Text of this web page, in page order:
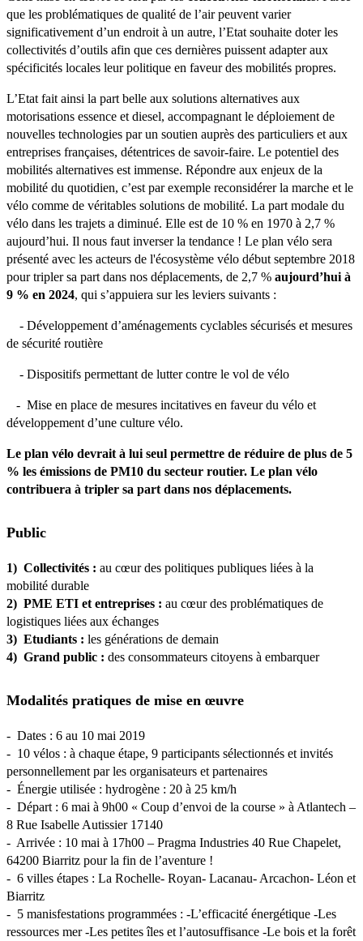
que les problématiques de qualité de l’air peuvent varier
significativement d’un endroit à un autre, l’Etat souhaite doter les
collectivités d’outils afin que ces dernières puissent adapter aux
spécificités locales leur politique en faveur des mobilités propres.
L’Etat fait ainsi la part belle aux solutions alternatives aux
motorisations essence et diesel, accompagnant le déploiement de
nouvelles technologies par un soutien auprès des particuliers et aux
entreprises françaises, détentrices de savoir-faire. Le potentiel des
mobilités alternatives est immense. Répondre aux enjeux de la
mobilité du quotidien, c’est par exemple reconsidérer la marche et le
vélo comme de véritables solutions de mobilité. La part modale du
vélo dans les trajets a diminué. Elle est de 10 % en 1970 à 2,7 %
aujourd’hui. Il nous faut inverser la tendance ! Le plan vélo sera
présenté avec les acteurs de l'écosystème vélo début septembre 2018
pour tripler sa part dans nos déplacements, de 2,7 % aujourd’hui à
9 % en 2024, qui s’appuiera sur les leviers suivants :
- Développement d’aménagements cyclables sécurisés et mesures
de sécurité routière
- Dispositifs permettant de lutter contre le vol de vélo
- Mise en place de mesures incitatives en faveur du vélo et
développement d’une culture vélo.
Le plan vélo devrait à lui seul permettre de réduire de plus de 5
% les émissions de PM10 du secteur routier. Le plan vélo
contribuera à tripler sa part dans nos déplacements.
Public
1) Collectivités : au cœur des politiques publiques liées à la
mobilité durable
2) PME ETI et entreprises : au cœur des problématiques de
logistiques liées aux échanges
3) Etudiants : les générations de demain
4) Grand public : des consommateurs citoyens à embarquer
Modalités pratiques de mise en œuvre
- Dates : 6 au 10 mai 2019
- 10 vélos : à chaque étape, 9 participants sélectionnés et invités
personnellement par les organisateurs et partenaires
- Énergie utilisée : hydrogène : 20 à 25 km/h
- Départ : 6 mai à 9h00 « Coup d’envoi de la course » à Atlantech –
8 Rue Isabelle Autissier 17140
- Arrivée : 10 mai à 17h00 – Pragma Industries 40 Rue Chapelet,
64200 Biarritz pour la fin de l’aventure !
- 6 villes étapes : La Rochelle- Royan- Lacanau- Arcachon- Léon et
Biarritz
- 5 manisfestations programmées : -L’efficacité énergétique -Les
ressources mer -Les petites îles et l’autosuffisance -Le bois et la forêt